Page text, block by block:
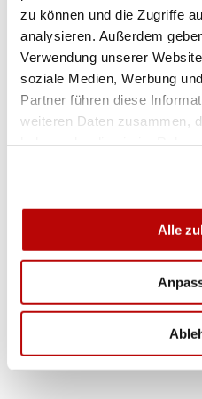
zu können und die Zugriffe
analysieren. Außerdem
Verwendung unserer
soziale Medien, Werbung
Partner führen diese
weiteren Daten zusammen,
Alle